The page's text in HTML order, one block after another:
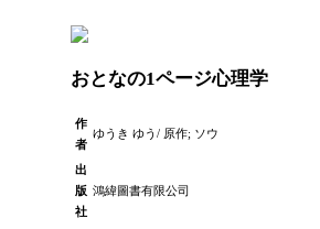
おとなの1ページ心理学
作
者
ゆうき ゆう/ 原作; ソウ
出
版
社
鴻緯圖書有限公司